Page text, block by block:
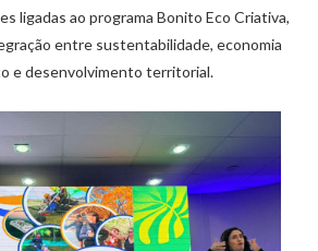
ligadas ao programa Bonito Eco Criativa,
entre sustentabilidade, economia
e desenvolvimento territorial.